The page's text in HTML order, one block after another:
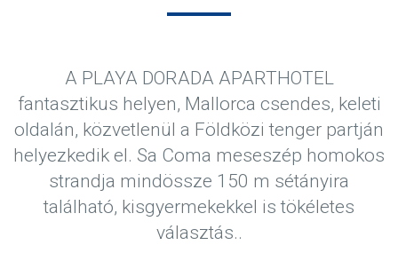
A PLAYA DORADA APARTHOTEL
fantasztikus helyen, Mallorca csendes, keleti
oldalán, közvetlenül a Földközi tenger partján
helyezkedik el. Sa Coma meseszép homokos
strandja mindössze 150 m sétányira
található, kisgyermekekkel is tökéletes
választás..